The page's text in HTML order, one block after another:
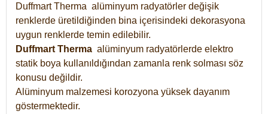
Duffmart Therma alüminyum radyatörler değişik
renklerde üretildiğinden bina içerisindeki dekorasyona
uygun renklerde temin edilebilir.
Duffmart Therma alüminyum radyatörlerde elektro
statik boya kullanıldığından zamanla renk solması söz
konusu değildir.
Alüminyum malzemesi korozyona yüksek dayanım
göstermektedir.